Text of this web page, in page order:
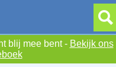
blij mee bent - Bekijk ons